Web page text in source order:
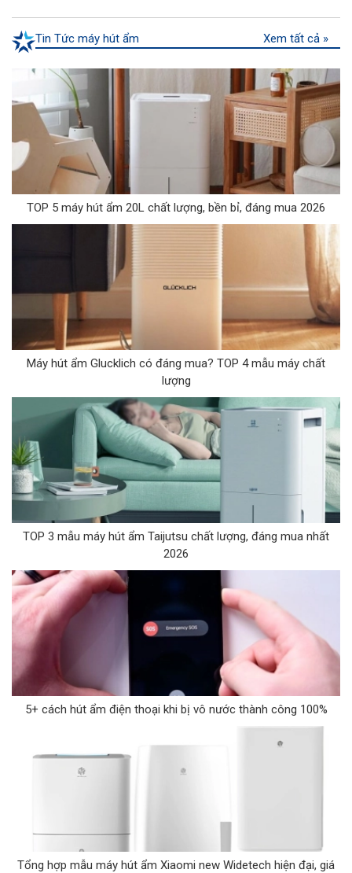
Tin Tức máy hút ẩm Xem tất cả »
TOP 5 máy hút ẩm 20L chất lượng, bền bỉ, đáng mua 2026
Máy hút ẩm Glucklich có đáng mua? TOP 4 mẫu máy chất
lượng
TOP 3 mẫu máy hút ẩm Taijutsu chất lượng, đáng mua nhất
2026
5+ cách hút ẩm điện thoại khi bị vô nước thành công 100%
Tổng hợp mẫu máy hút ẩm Xiaomi new Widetech hiện đại, giá